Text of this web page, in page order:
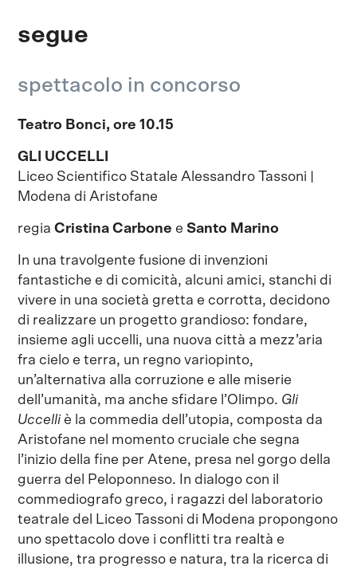
segue
spettacolo in concorso
Teatro Bonci, ore 10.15
GLI UCCELLI
Liceo Scientifico Statale Alessandro Tassoni |
Modena di Aristofane
regiaCristina Carbone e Santo Marino
In una travolgente fusione di invenzioni
fantastiche e di comicità, alcuni amici, stanchi di
vivere in una società gretta e corrotta, decidono
di realizzare un progetto grandioso: fondare,
insieme agli uccelli, una nuova città a mezz’aria
fra cielo e terra, un regno variopinto,
un’alternativa alla corruzione e alle miserie
dell’umanità, ma anche sfidare l’Olimpo. Gli
Uccelli è la commedia dell’utopia, composta da
Aristofane nel momento cruciale che segna
l’inizio della fine per Atene, presa nel gorgo della
guerra del Peloponneso. In dialogo con il
commediografo greco, i ragazzi del laboratorio
teatrale del Liceo Tassoni di Modena propongono
uno spettacolo dove i conflitti tra realtà e
illusione, tra progresso e natura, tra la ricerca di